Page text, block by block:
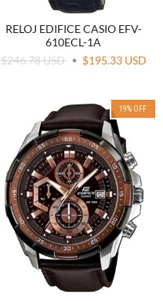
RELOJ EDIFICE CASIO EFV-
610ECL-1A
$246.78 USD
$195.33 USD
19% OFF